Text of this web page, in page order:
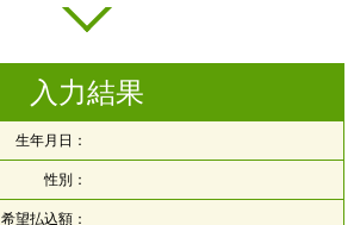
入力結果
生年月日：
性別：
希望払込額：